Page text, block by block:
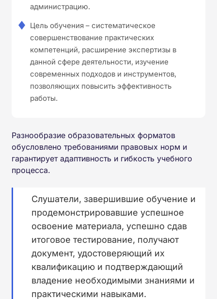
администрацию.
Цель обучения – систематическое
совершенствование практических
компетенций, расширение экспертизы в
данной сфере деятельности, изучение
современных подходов и инструментов,
позволяющих повысить эффективность
работы.
Разнообразие образовательных форматов
обусловлено требованиями правовых норм и
гарантирует адаптивность и гибкость учебного
процесса.
Слушатели, завершившие обучение и
продемонстрировавшие успешное
освоение материала, успешно сдав
итоговое тестирование, получают
документ, удостоверяющий их
квалификацию и подтверждающий
владение необходимыми знаниями и
практическими навыками.